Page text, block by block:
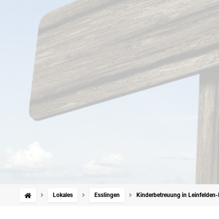
Lokales Esslingen Kinderbetreuung in